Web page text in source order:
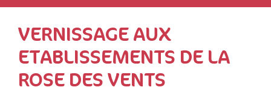
VERNISSAGE AUX
ETABLISSEMENTS DE LA
ROSE DES VENTS